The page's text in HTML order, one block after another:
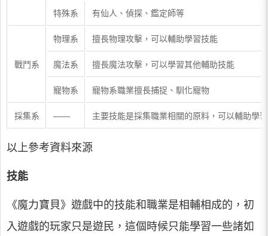
特殊系 有仙人、偵探、鑑定師等
戰鬥系
物理系 擅長物理攻擊，可以輔助學習技能
魔法系 擅長魔法攻擊，可以學習其他輔助技能
寵物系 寵物系職業擅長捕捉、馴化寵物
採集系 —— 主要技能是採集職業相關的原料，可以輔助學
以上參考資料來源
技能
《魔力寶貝》遊戲中的技能和職業是相輔相成的，初
入遊戲的玩家只是遊民，這個時候只能學習一些諸如